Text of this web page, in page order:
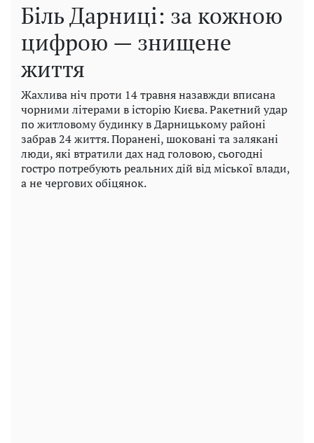
Біль Дарниці: за кожною
цифрою — знищене
життя
Жахлива ніч проти 14 травня назавжди вписана
чорними літерами в історію Києва. Ракетний удар
по житловому будинку в Дарницькому районі
забрав 24 життя. Поранені, шоковані та залякані
люди, які втратили дах над головою, сьогодні
гостро потребують реальних дій від міської влади,
а не чергових обіцянок.